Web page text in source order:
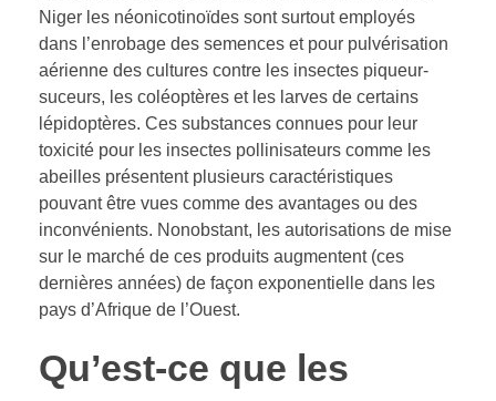
Niger les néonicotinoïdes sont surtout employés
dans l’enrobage des semences et pour pulvérisation
aérienne des cultures contre les insectes piqueur-
suceurs, les coléoptères et les larves de certains
lépidoptères. Ces substances connues pour leur
toxicité pour les insectes pollinisateurs comme les
abeilles présentent plusieurs caractéristiques
pouvant être vues comme des avantages ou des
inconvénients. Nonobstant, les autorisations de mise
sur le marché de ces produits augmentent (ces
dernières années) de façon exponentielle dans les
pays d’Afrique de l’Ouest.
Qu’est-ce que les